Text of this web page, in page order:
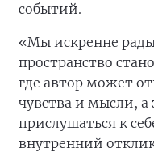
событий.
«Мы искренне
пространство
где автор может
чувства и мысли, а
прислушаться к
внутренний